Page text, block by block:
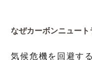
なぜカーボンニュー
気候危機を回避す